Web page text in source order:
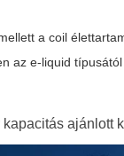
a coil
az e-liquid
ajánlott